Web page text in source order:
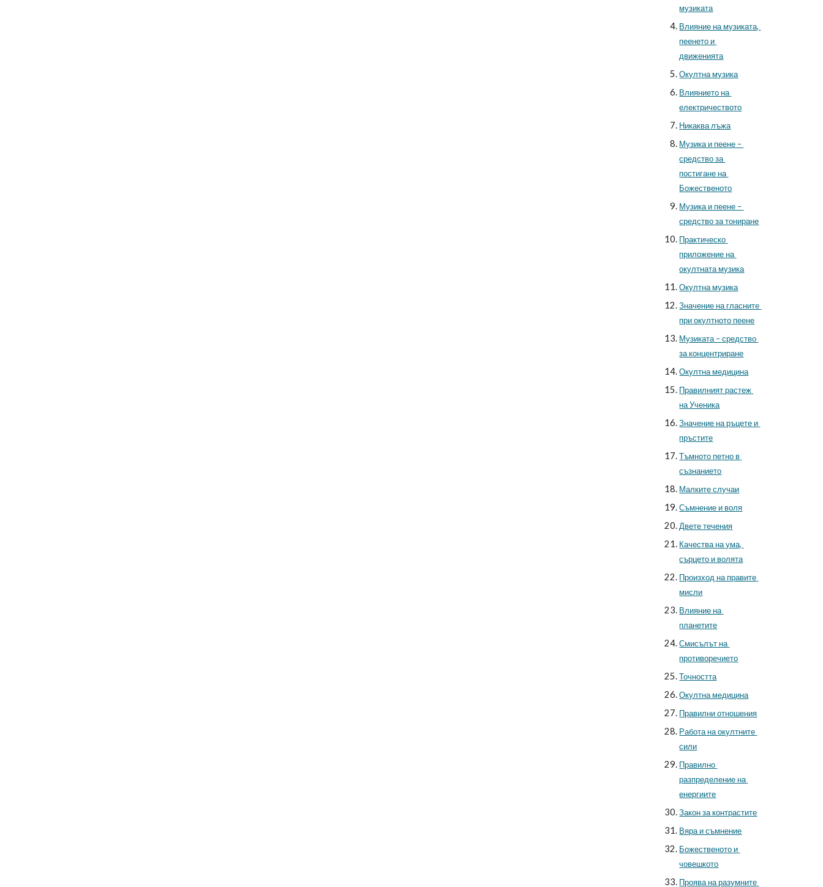
музиката
Влияние на музиката,
пеенето и
движенията
Окултна музика
Влиянието на
електричеството
Никаква лъжа
Музика и пеене –
средство за
постигане на
Божественото
Музика и пеене –
средство за тониране
Практическо
приложение на
окултната музика
Окултна музика
Значение на гласните
при окултното пеене
Музиката – средство
за концентриране
Окултна медицина
Правилният растеж
на Ученика
Значение на ръцете и
пръстите
Тъмното петно в
съзнанието
Малките случаи
Съмнение и воля
Двете течения
Качества на ума,
сърцето и волята
Произход на правите
мисли
Влияние на
планетите
Смисълът на
противоречието
Точността
Окултна медицина
Правилни отношения
Работа на окултните
сили
Правилно
разпределение на
енергиите
Закон за контрастите
Вяра и съмнение
Божественото и
човешкото
Проява на разумните